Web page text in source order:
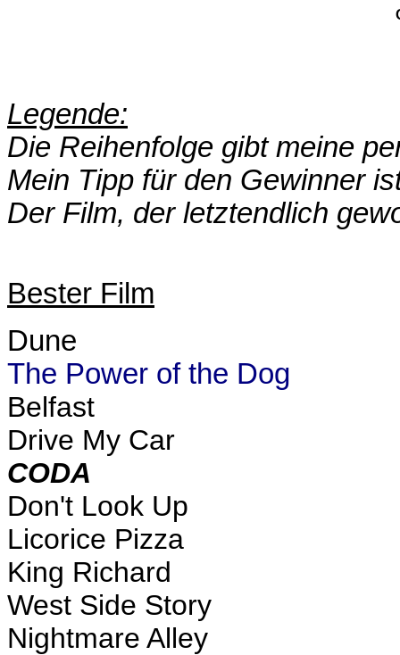
Legende:
Die Reihenfolge gibt meine
Mein Tipp für den Gewinner
Der Film, der letztendlich
Bester Film
Dune
The Power of the Dog
Belfast
Drive My Car
CODA
Don't Look Up
Licorice Pizza
King Richard
West Side Story
Nightmare Alley